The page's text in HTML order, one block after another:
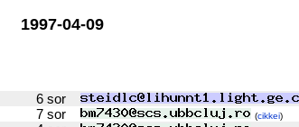
1997-04-09
6 sor
7 sor (cikkei)